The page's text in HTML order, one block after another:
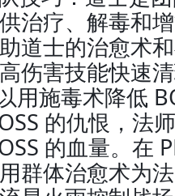
治疗、解毒和
道士的治愈术
伤害技能快速
用施毒术降低
的仇恨，法
的血量。在
群体治愈术为